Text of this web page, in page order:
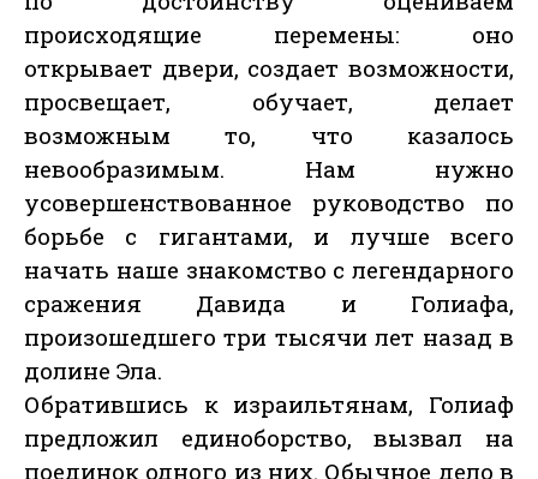
происходящие перемены: оно
открывает двери, создает возможности,
просвещает, обучает, делает
возможным то, что казалось
невообразимым. Нам нужно
усовершенствованное руководство по
борьбе с гигантами, и лучше всего
начать наше знакомство с легендарного
сражения Давида и Голиафа,
произошедшего три тысячи лет назад в
долине Эла.
Обратившись к израильтянам, Голиаф
предложил единоборство, вызвал на
поединок одного из них. Обычное дело в